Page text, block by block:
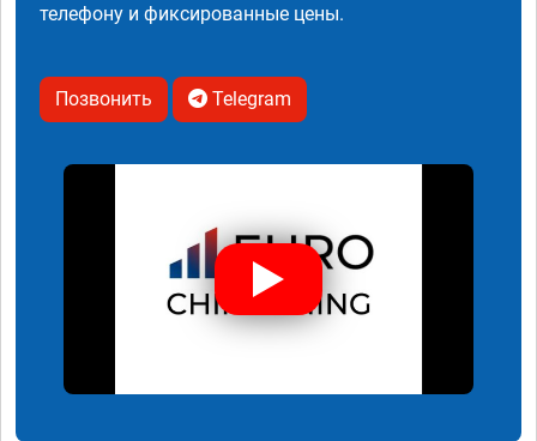
телефону и фиксированные цены.
Позвонить Telegram